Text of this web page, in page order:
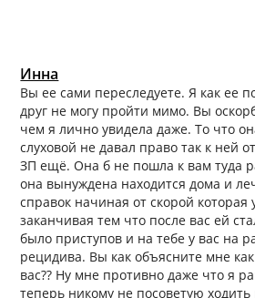
Инна
Вы ее сами переследуете. Я как ее
друг не могу пройти мимо. Вы
чем я лично увидела даже. То что
слуховой не давал право так к ней
ЗП ещё. Она б не пошла к вам туда
она вынуждена находится дома и
справок начиная от скорой которая
заканчивая тем что после вас ей
было приступов и на тебе у вас на
рецидива. Вы как объясните мне как
вас?? Ну мне противно даже что я
теперь никому не посоветую ходить